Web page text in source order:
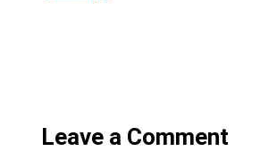
Leave a Comment